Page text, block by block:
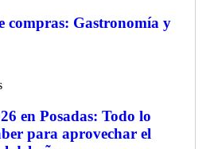
compras: Gastronomía y
en Posadas: Todo lo
para aprovechar el